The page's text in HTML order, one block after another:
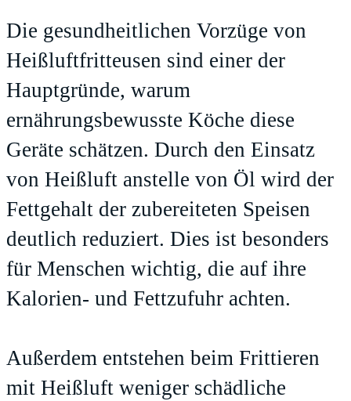
Die gesundheitlichen Vorzüge von
Heißluftfritteusen sind einer der
Hauptgründe, warum
ernährungsbewusste Köche diese
Geräte schätzen. Durch den Einsatz
von Heißluft anstelle von Öl wird der
Fettgehalt der zubereiteten Speisen
deutlich reduziert. Dies ist besonders
für Menschen wichtig, die auf ihre
Kalorien- und Fettzufuhr achten.
Außerdem entstehen beim Frittieren
mit Heißluft weniger schädliche